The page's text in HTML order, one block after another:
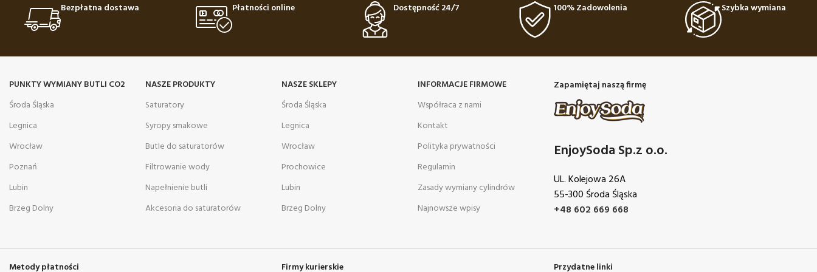
Bezpłatna dostawa Płatności online Dostępność 24/7 100% Zadowolenia Szybka wymiana
PUNKTY WYMIANY BUTLI CO2
Środa Śląska
Legnica
Wrocław
Poznań
Lubin
Brzeg Dolny
NASZE PRODUKTY
Saturatory
Syropy smakowe
Butle do saturatorów
Filtrowanie wody
Napełnienie butli
Akcesoria do saturatorów
NASZE SKLEPY
Środa Śląska
Legnica
Wrocław
Prochowice
Lubin
Brzeg Dolny
INFORMACJE FIRMOWE
Współraca z nami
Kontakt
Polityka prywatności
Regulamin
Zasady wymiany cylindrów
Najnowsze wpisy
Zapamiętaj naszą firmę
EnjoySoda Sp.z o.o.
UL. Kolejowa 26A
55-300 Środa Śląska
+48 602 669 668
Metody płatności Firmy kurierskie Przydatne linki